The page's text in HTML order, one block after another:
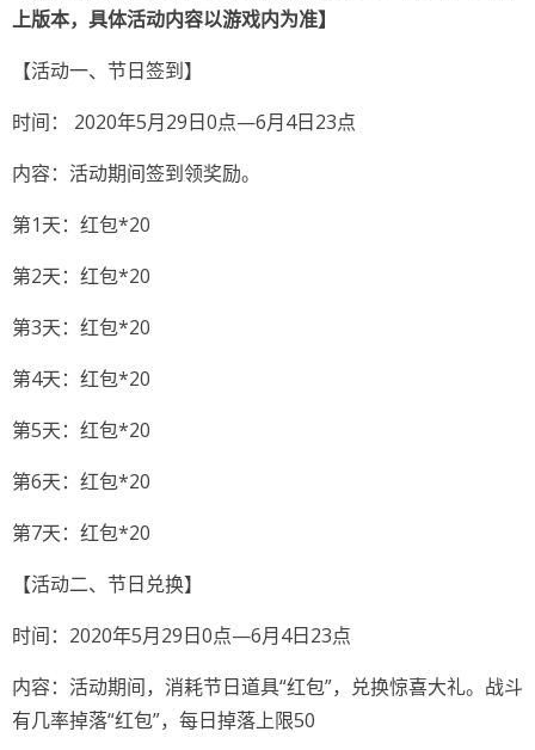
上版本，具体活动内容以游戏内为准】
【活动一、节日签到】
时间： 2020年5月29日0点—6月4日23点
内容：活动期间签到领奖励。
第1天：红包*20
第2天：红包*20
第3天：红包*20
第4天：红包*20
第5天：红包*20
第6天：红包*20
第7天：红包*20
【活动二、节日兑换】
时间：2020年5月29日0点—6月4日23点
内容：活动期间，消耗节日道具“红包”，兑换惊喜大礼。战斗
有几率掉落“红包”，每日掉落上限50